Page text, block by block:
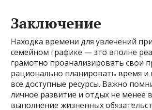
Заключение
Находка времени для увлечений
семейном графике — это вполне
грамотно проанализировать свои
рационально планировать время и
все доступные ресурсы. Важно
личное развитие и отдых не менее
выполнение жизненных